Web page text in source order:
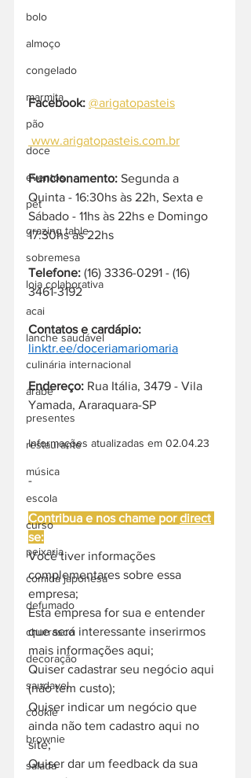
bolo
almoço
congelado
marmita
pão
doce
eventos
pet
grazing table
sobremesa
loja colaborativa
acai
lanche saudável
culinária internacional
árabe
presentes
restaurante
música
escola
curso
peixaria
comida japonesa
defumado
churrasco
decoração
saudavel
cookie
brownie
salada
Facebook: @arigatopasteis
www.arigatopasteis.com.br
Funcionamento: Segunda a
Quinta - 16:30hs às 22h, Sexta e
Sábado - 11hs às 22hs e Domingo
17:30hs às 22hs
Telefone: (16) 3336-0291 - (16)
3461-3192
Contatos e cardápio:
linktr.ee/doceriamariomaria
Endereço: Rua Itália, 3479 - Vila
Yamada, Araraquara-SP
Informações atualizadas em 02.04.23
-
Contribua e nos chame por direct
se:
Você tiver informações
complementares sobre essa
empresa;
Esta empresa for sua e entender
que será interessante inserirmos
mais informações aqui;
Quiser cadastrar seu negócio aqui
(não tem custo);
Quiser indicar um negócio que
ainda não tem cadastro aqui no
site;
Quiser dar um feedback da sua